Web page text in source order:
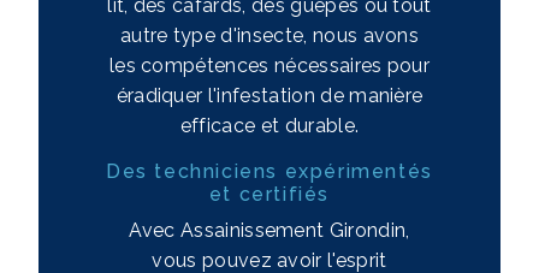
lit, des cafards, des guêpes ou tout
autre type d'insecte, nous avons
les compétences nécessaires pour
éradiquer l'infestation de manière
efficace et durable.
Des techniciens expérimentés
et certifiés
Avec Assainissement Girondin,
vous pouvez avoir l'esprit